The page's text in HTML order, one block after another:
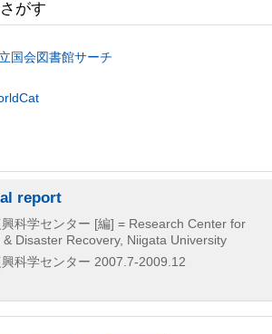
がす
国会図書館サーチ
report
科学センター [編] = Research Center for
Disaster Recovery, Niigata University
科学センター 2007.7-2009.12